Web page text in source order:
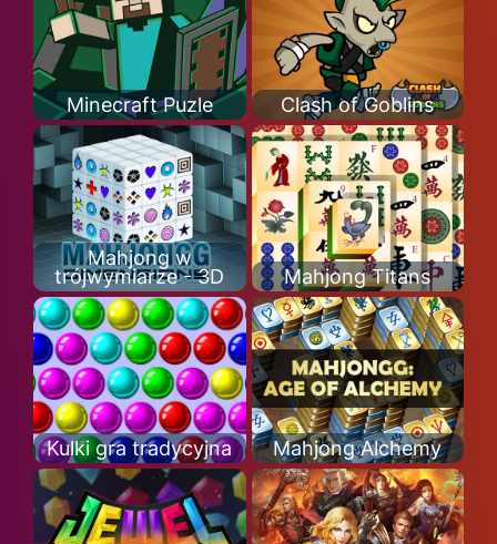
Minecraft Puzle Clash of Goblins
Mahjong w
trójwymiarze - 3D
Mahjong Titans
Kulki gra tradycyjna Mahjong Alchemy